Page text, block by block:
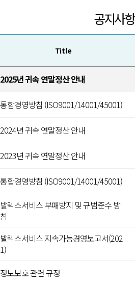
공지사항
Title
2025년 귀속 연말정산 안내
통합경영방침 (ISO9001/14001/45001)
2024년 귀속 연말정산 안내
2023년 귀속 연말정산 안내
통합경영방침 (ISO9001/14001/45001)
발렉스서비스 부패방지 및 규범준수 방
침
발렉스서비스 지속가능경영보고서(202
1)
정보보호 관련 규정